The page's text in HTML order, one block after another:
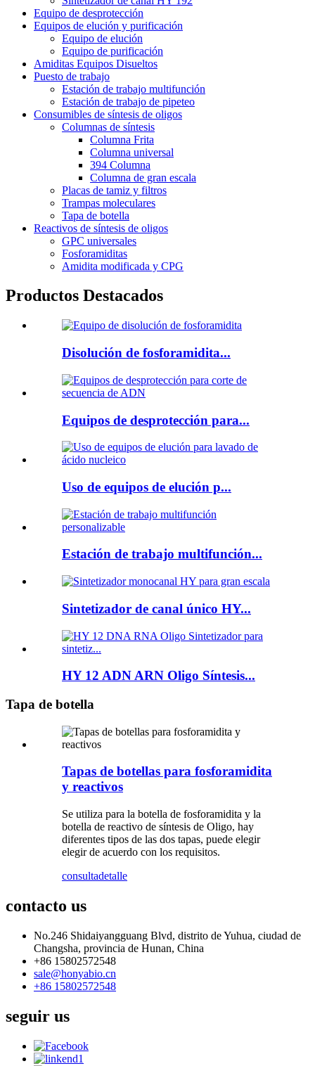
Equipo de desprotección
Equipos de elución y purificación
Equipo de elución
Equipo de purificación
Amiditas Equipos Disueltos
Puesto de trabajo
Estación de trabajo multifunción
Estación de trabajo de pipeteo
Consumibles de síntesis de oligos
Columnas de síntesis
Columna Frita
Columna universal
394 Columna
Columna de gran escala
Placas de tamiz y filtros
Trampas moleculares
Tapa de botella
Reactivos de síntesis de oligos
GPC universales
Fosforamiditas
Amidita modificada y CPG
Productos Destacados
Disolución de fosforamidita...
Equipos de desprotección para...
Uso de equipos de elución p...
Estación de trabajo multifunción...
Sintetizador de canal único HY...
HY 12 ADN ARN Oligo Síntesis...
Tapa de botella
Tapas de botellas para fosforamidita
y reactivos
Se utiliza para la botella de fosforamidita y la
botella de reactivo de síntesis de Oligo, hay
diferentes tipos de las dos tapas, puede elegir
elegir de acuerdo con los requisitos.
consultadetalle
contacto us
No.246 Shidaiyangguang Blvd, distrito de Yuhua, ciudad de
Changsha, provincia de Hunan, China
+86 15802572548
sale@honyabio.cn
+86 15802572548
seguir us